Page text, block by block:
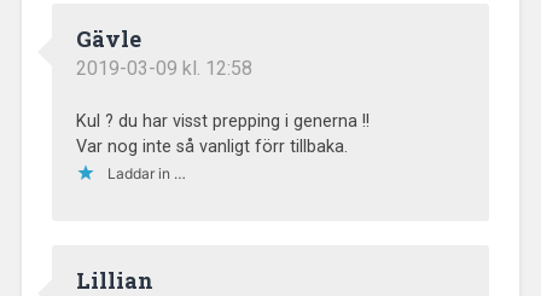
Gävle
2019-03-09 kl. 12:58
Kul ? du har visst prepping i generna !!
Var nog inte så vanligt förr tillbaka.
Laddar in …
Lillian